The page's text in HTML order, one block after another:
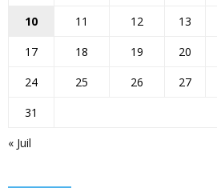
« Juil
10
11 12 13
17
18 19 20
24
25 26 27
31